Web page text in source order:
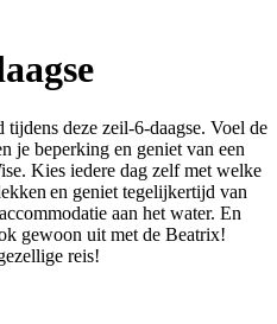
deze zeil-6-daagse. Voel de
je beperking en geniet van een
Kies iedere dag zelf met welke
en geniet tegelijkertijd van
aan het water. En
gewoon uit met de Beatrix!
reis!